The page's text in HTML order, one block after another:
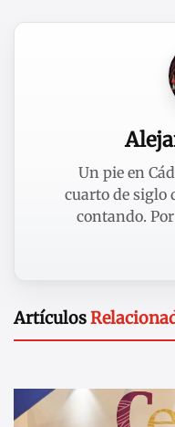
Un pie en
cuarto de siglo
contando.
Artículos